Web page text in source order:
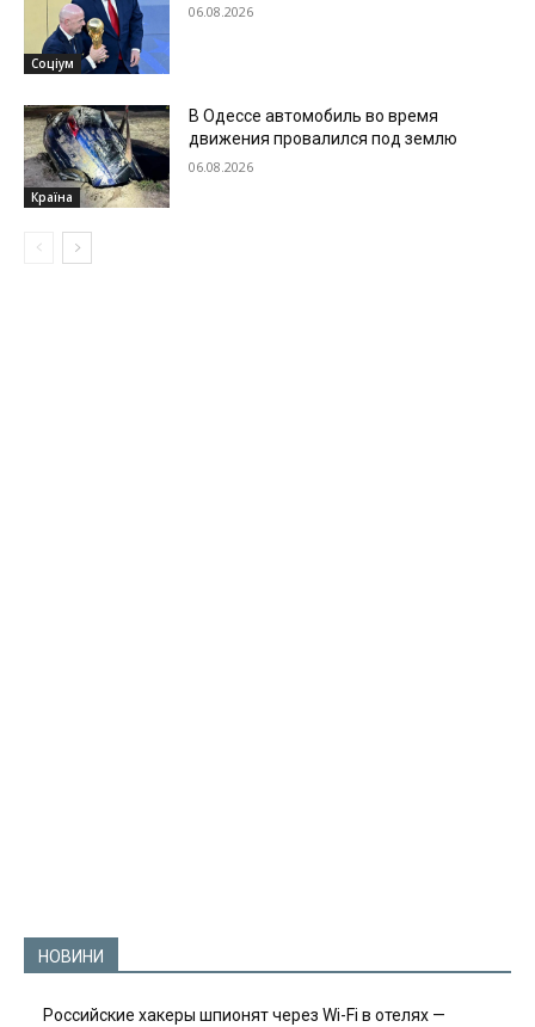
Соціум
06.08.2026
Країна
В Одессе автомобиль во время
движения провалился под землю
06.08.2026
НОВИНИ
Российские хакеры шпионят через Wi-Fi в отелях —